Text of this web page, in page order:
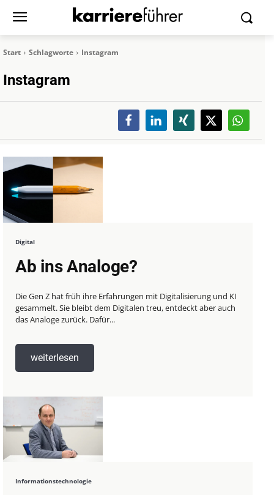
Start Schlagworte Instagram
Instagram
Digital
Ab ins Analoge?
Die Gen Z hat früh ihre Erfahrungen mit Digitalisierung und KI
gesammelt. Sie bleibt dem Digitalen treu, entdeckt aber auch
das Analoge zurück. Dafür...
weiterlesen
Informationstechnologie